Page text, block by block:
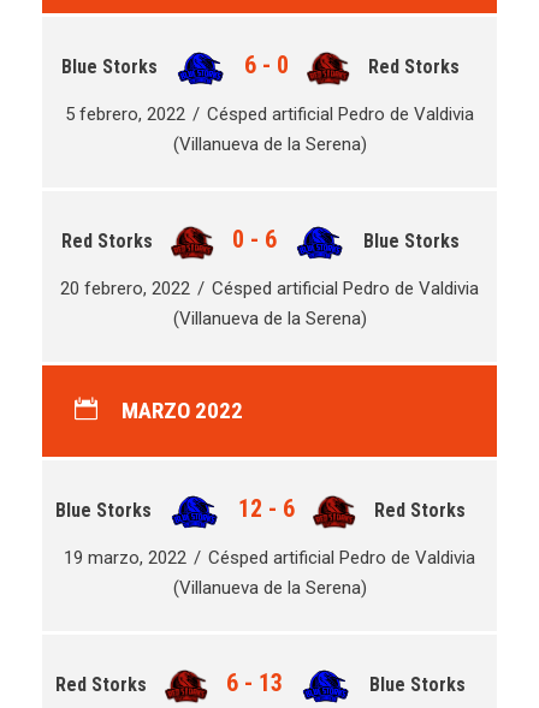
Blue Storks 6- 0 Red Storks
5 febrero, 2022
Césped artificial Pedro de Valdivia
(Villanueva de la Serena)
Red Storks 0 - 6 Blue Storks
20 febrero, 2022
Césped artificial Pedro de Valdivia
(Villanueva de la Serena)
MARZO 2022
Blue Storks 12 - 6 Red Storks
19 marzo, 2022
Césped artificial Pedro de Valdivia
(Villanueva de la Serena)
Red Storks 6 - 13 Blue Storks